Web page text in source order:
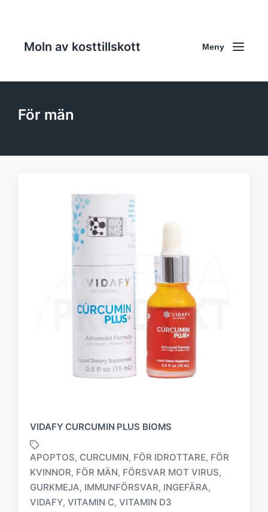
Moln av kosttillskott Meny
För män
VIDAFY CURCUMIN PLUS BIOMS
ä
r
APOPTOS, CURCUMIN, FÖR IDROTTARE, FÖR
KVINNOR, FÖR MÄN, FÖRSVAR MOT VIRUS,
GURKMEJA, IMMUNFÖRSVAR, INGEFÄRA,
VIDAFY, VITAMIN C, VITAMIN D3